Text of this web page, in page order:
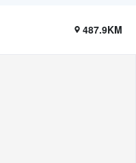
487.9KM